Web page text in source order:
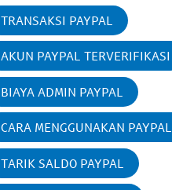
TRANSAKSI PAYPAL
AKUN PAYPAL TERVERIFIKASI
BIAYA ADMIN PAYPAL
CARA MENGGUNAKAN PAYPAL
TARIK SALDO PAYPAL